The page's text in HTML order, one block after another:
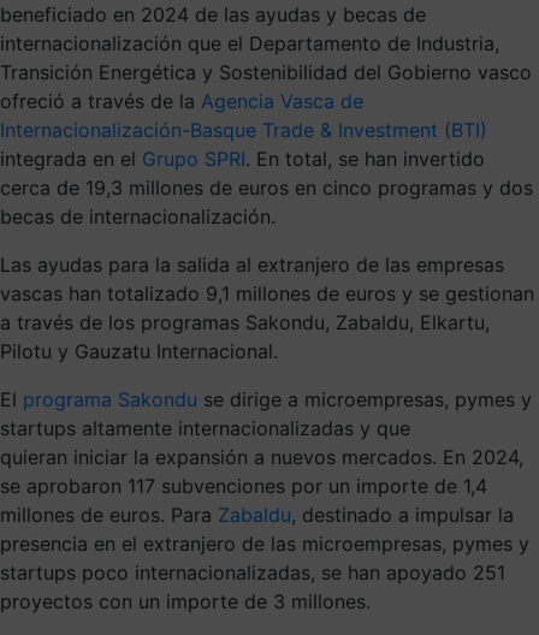
beneficiado en 2024 de las ayudas y becas de
internacionalización que el Departamento de Industria,
Transición Energética y Sostenibilidad del Gobierno vasco
ofreció a través de la Agencia Vasca de
Internacionalización-Basque Trade & Investment (BTI)
integrada en el Grupo SPRI. En total, se han invertido
cerca de 19,3 millones de euros en cinco programas y dos
becas de internacionalización.
Las ayudas para la salida al extranjero de las empresas
vascas han totalizado 9,1 millones de euros y se gestionan
a través de los programas Sakondu, Zabaldu, Elkartu,
Pilotu y Gauzatu Internacional.
El programa Sakondu se dirige a microempresas, pymes y
startups altamente internacionalizadas y que
quieran iniciar la expansión a nuevos mercados. En 2024,
se aprobaron 117 subvenciones por un importe de 1,4
millones de euros. Para Zabaldu, destinado a impulsar la
presencia en el extranjero de las microempresas, pymes y
startups poco internacionalizadas, se han apoyado 251
proyectos con un importe de 3 millones.